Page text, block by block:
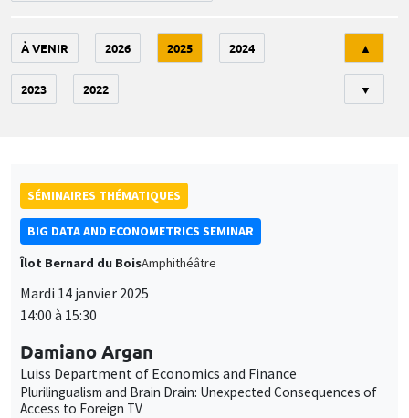
À VENIR 2026 2025 2024
2023 2022
▲
▼
SÉMINAIRES THÉMATIQUES
BIG DATA AND ECONOMETRICS SEMINAR
Îlot Bernard du BoisAmphithéâtre
Mardi 14 janvier 2025
14:00 à 15:30
Damiano Argan
Luiss Department of Economics and Finance
Plurilingualism and Brain Drain: Unexpected Consequences of
Access to Foreign TV